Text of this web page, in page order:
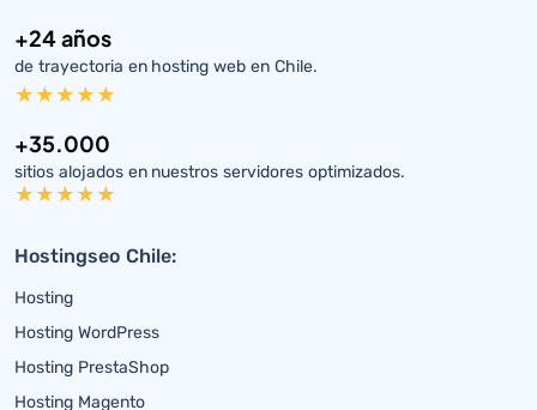
+24 años
de trayectoria en hosting web en Chile.
+35.000
sitios alojados en nuestros servidores optimizados.
Hostingseo Chile:
Hosting
Hosting WordPress
Hosting PrestaShop
Hosting Magento